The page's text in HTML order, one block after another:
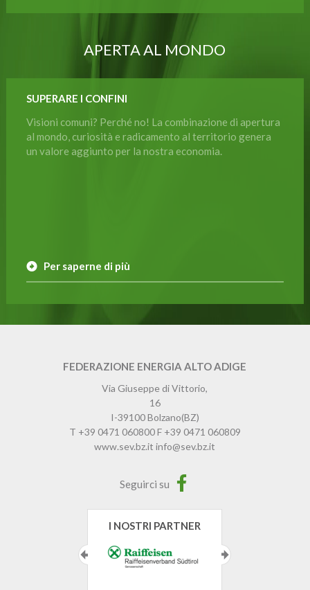
APERTA AL MONDO
SUPERARE I CONFINI
Visioni comuni? Perché no! La combinazione di apertura
al mondo, curiosità e radicamento al territorio genera
un valore aggiunto per la nostra economia.
Per saperne di più
FEDERAZIONE ENERGIA ALTO ADIGE
Via Giuseppe di Vittorio,
16
I-39100Bolzano(BZ)
T +39 0471 060800F +39 0471 060809
www.sev.bz.it info@sev.bz.it
Seguirci su
I NOSTRI PARTNER